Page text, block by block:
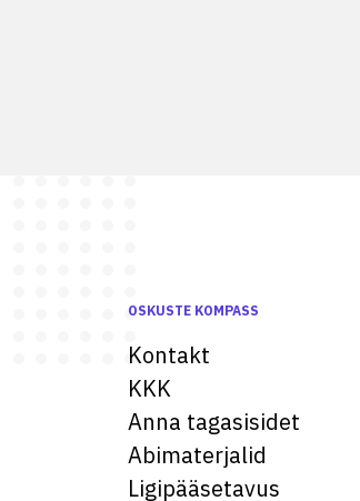
OSKUSTE KOMPASS
Kontakt
KKK
Anna tagasisidet
Abimaterjalid
Ligipääsetavus